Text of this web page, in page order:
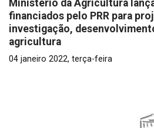
Ministério da Agricultura
financiados pelo PRR para
investigação,
agricultura
04 janeiro 2022, terça-feira